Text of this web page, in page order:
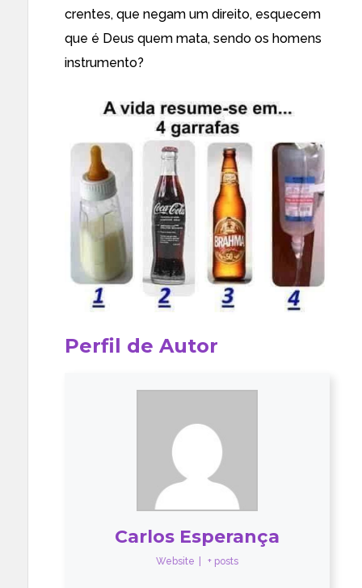
crentes, que negam um direito, esquecem
que é Deus quem mata, sendo os homens
instrumento?
Perfil de Autor
Carlos Esperança
Website + posts